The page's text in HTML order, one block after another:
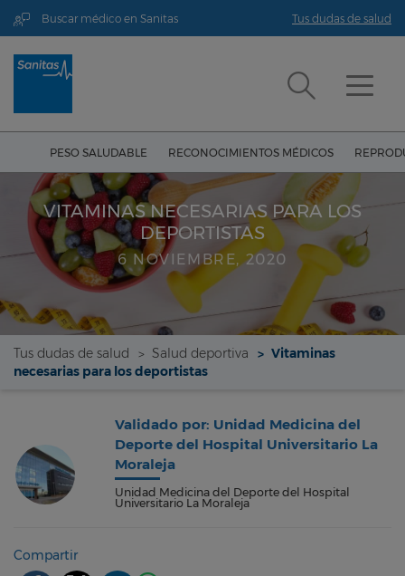
Buscar médico en Sanitas Tus dudas de salud
PESO SALUDABLE RECONOCIMIENTOS MÉDICOS
VITAMINAS NECESARIAS PARA LOS
DEPORTISTAS
6 NOVIEMBRE, 2020
Tus dudas de salud Salud deportiva
Vitaminas
necesarias para los deportistas
Validado por: Unidad Medicina del
Deporte del Hospital Universitario La
Moraleja
Unidad Medicina del Deporte del Hospital
Universitario La Moraleja
Compartir